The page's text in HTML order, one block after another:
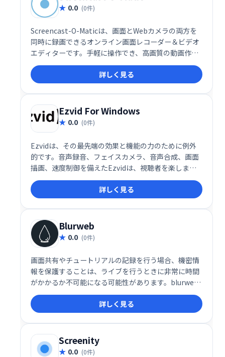
0.0 (0件)
Screencast-O-Maticは、画面とWebカメラの両方を
同時に録画できるオンライン画面レコーダー＆ビデオ
エディターです。手軽に操作でき、高画質の動画作成
をサポート。オンライン学習、プレゼンテーション、
チュートリアル動画制作などに最適です。
詳しく見る
Ezvid For Windows
0.0 (0件)
Ezvidは、その最先端の効果と機能の力のために例外
的です。音声録音、フェイスカメラ、音声合成、画面
描画、速度制御を備えたEzvidは、視聴者を楽しま
せ、情報を提供し、魅了するビデオを作成するための
世界で唯一の最高のソリューションです。
詳しく見る
Blurweb
0.0 (0件)
画面共有やチュートリアルの記録を行う場合、機密情
報を保護することは、ライブを行うときに非常に時間
がかかるか不可能になる可能性があります。blurweb
アプリを使用して、数回のクリックで機密情報を非表
示にします
詳しく見る
Screenity
0.0 (0件)